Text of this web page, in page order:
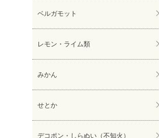
ベルガモット
レモン・ライム類
みかん
せとか
デコポン・しらぬい（不知火）